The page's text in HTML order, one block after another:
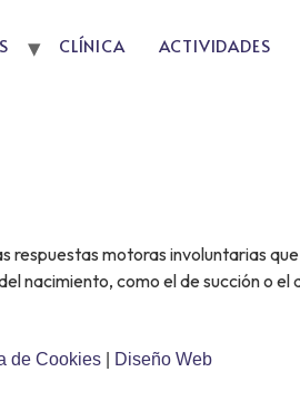
CLÍNICA ACTIVIDADES
respuestas motoras involuntarias
nacimiento, como el de succión o el
de Cookies Diseño Web